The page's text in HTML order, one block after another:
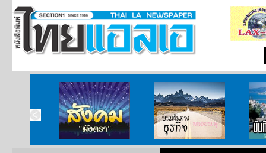
สังคมมังตรา บนเส้นทางธุรกิจ บั